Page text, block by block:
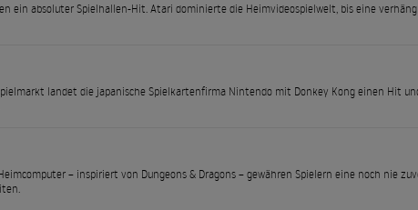
ein absoluter Spielhallen-Hit. Atari dominierte die Heimvideospielwelt, bis eine
landet die japanische Spielkartenfirma Nintendo mit Donkey Kong einen Hit
– inspiriert von Dungeons & Dragons – gewähren Spielern eine noch nie